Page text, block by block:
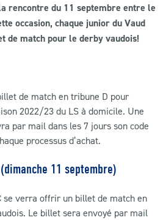
rencontre du 11 septembre entre le
occasion, chaque junior du Vaud
de match pour le derby vaudois!
de match en tribune D pour
2022/23 du LS à domicile. Une
par mail dans les 7 jours son code
processus d’achat.
11 septembre)
se verra offrir un billet de match en
Le billet sera envoyé par mail